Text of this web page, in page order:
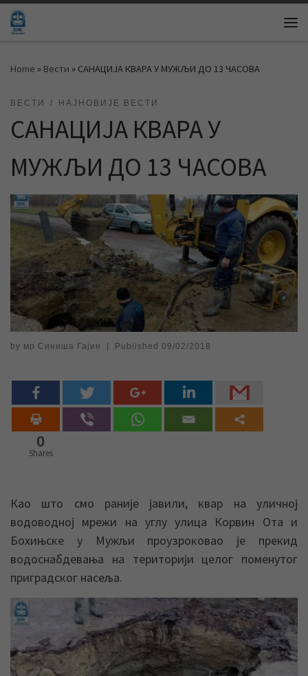
Skip to content
Home » Вести » САНАЦИЈА КВАРА У МУЖЉИ ДО 13 ЧАСОВА
ВЕСТИ НАЈНОВИЈЕ ВЕСТИ
САНАЦИЈА КВАРА У
МУЖЉИ ДО 13 ЧАСОВА
by мр Синиша Гајин Published 09/02/2018
0
Shares
Као што смо раније јавили, квар на уличној
водоводној мрежи на углу улица Корвин Ота и
Бохињске у Мужљи проузроковао је прекид
водоснабдевања на територији целог поменутог
приградског насеља.